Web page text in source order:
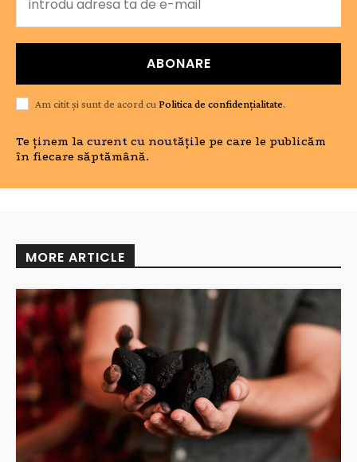
ABONARE
Am citit și sunt de acord cu Politica de confidențialitate.
Te ținem la curent cu noutățile pe care le publicăm
în fiecare săptămână.
MORE ARTICLE